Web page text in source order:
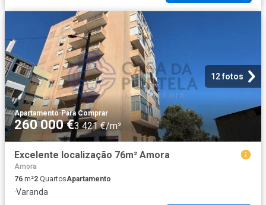
12 fotos
Apartamento·Para Comprar
260 000 €3 421 €/m²
Excelente localização 76m² Amora
Amora
76 m²2 QuartosApartamento
·Varanda